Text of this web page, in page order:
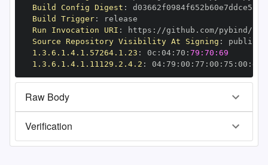
Build Config Digest :
Build Trigger:
Run Invocation URI : https :
Source Repository Visibility At Signing :
1.3.6.1.4.1.57264.1.23 : 0c : 04: 70 : 79:70:69
1.3.6.1.4.1.11129.2.4.2 : 04: 79 : 00 : 77 : 00 : 75 : 00 : dd
Raw Body
Verification